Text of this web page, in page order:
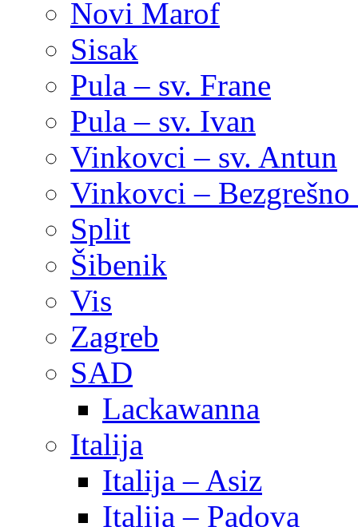
Novi Marof
Sisak
Pula – sv. Frane
Pula – sv. Ivan
Vinkovci – sv. Antun
Vinkovci –
Split
Šibenik
Vis
Zagreb
SAD
Lackawanna
Italija
Italija – Asiz
Italija – Padova